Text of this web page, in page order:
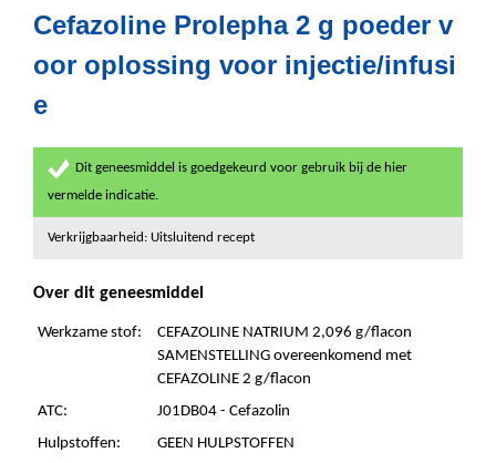
Cefazoline Prolepha 2 g poeder v
oor oplossing voor injectie/infusi
e
Dit geneesmiddel is goedgekeurd voor gebruik bij de hier
vermelde indicatie.
Verkrijgbaarheid: Uitsluitend recept
Over dit geneesmiddel
Werkzame stof:
CEFAZOLINE NATRIUM 2,096 g/flacon
SAMENSTELLING overeenkomend met
CEFAZOLINE 2 g/flacon
ATC:
J01DB04 - Cefazolin
Hulpstoffen:
GEEN HULPSTOFFEN